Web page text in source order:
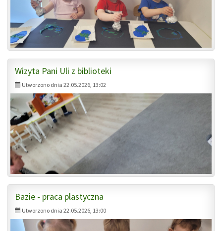
Wizyta Pani Uli z biblioteki
Utworzono dnia 22.05.2026, 13:02
Bazie - praca plastyczna
Utworzono dnia 22.05.2026, 13:00